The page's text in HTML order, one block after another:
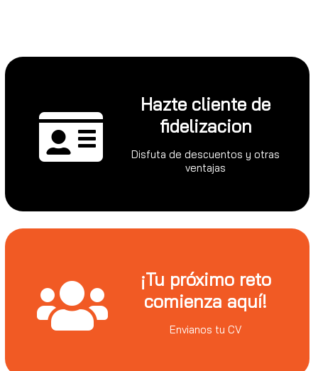
Hazte cliente de
fidelizacion
Disfuta de descuentos y otras
ventajas
¡Tu próximo reto
comienza aquí!
Envianos tu CV